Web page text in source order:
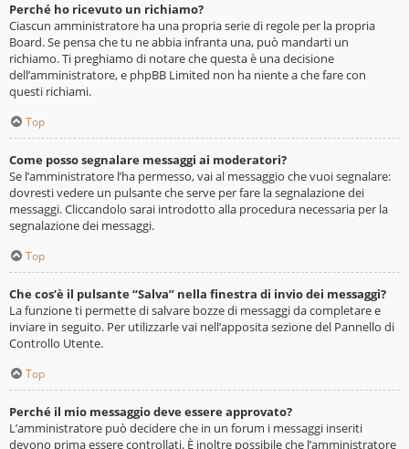
Perché ho ricevuto un richiamo?
Ciascun amministratore ha una propria serie di regole per la propria
Board. Se pensa che tu ne abbia infranta una, può mandarti un
richiamo. Ti preghiamo di notare che questa è una decisione
dell’amministratore, e phpBB Limited non ha niente a che fare con
questi richiami.
Top
Come posso segnalare messaggi ai moderatori?
Se l’amministratore l’ha permesso, vai al messaggio che vuoi segnalare:
dovresti vedere un pulsante che serve per fare la segnalazione dei
messaggi. Cliccandolo sarai introdotto alla procedura necessaria per la
segnalazione dei messaggi.
Top
Che cos’è il pulsante “Salva” nella finestra di invio dei messaggi?
La funzione ti permette di salvare bozze di messaggi da completare e
inviare in seguito. Per utilizzarle vai nell’apposita sezione del Pannello di
Controllo Utente.
Top
Perché il mio messaggio deve essere approvato?
L’amministratore può decidere che in un forum i messaggi inseriti
devono prima essere controllati. È inoltre possibile che l’amministratore